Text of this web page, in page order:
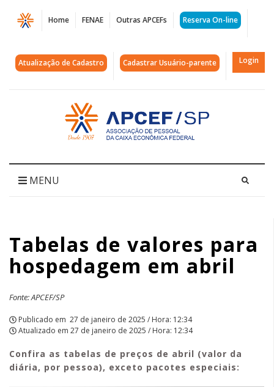
Página
Tabelas
de
hospedagem
abril
Home FENAE Outras APCEFs Reserva On-line
Atualização de Cadastro Cadastrar Usuário-parente Login
Acessar
página
inicial
MENU
Tabelas de valores para
hospedagem em abril
Fonte: APCEF/SP
Publicado em 27 de janeiro de 2025 / Hora: 12:34
Atualizado em 27 de janeiro de 2025 / Hora: 12:34
Confira as tabelas de preços de abril (valor da
diária, por pessoa), exceto pacotes especiais: